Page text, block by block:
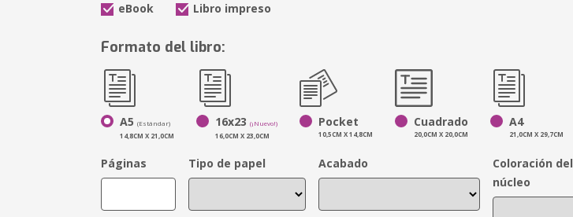
eBook Libro impreso
Formato del libro:
A5(Estándar)
14,8CM X 21,0CM
16x23(¡Nuevo!)
16,0CM X 23,0CM
Pocket
10,5CM X 14,8CM
Cuadrado
20,0CM X 20,0CM
A4
21,0CM X 29,7CM
Páginas Tipo de papel Acabado
Coloración del
núcleo